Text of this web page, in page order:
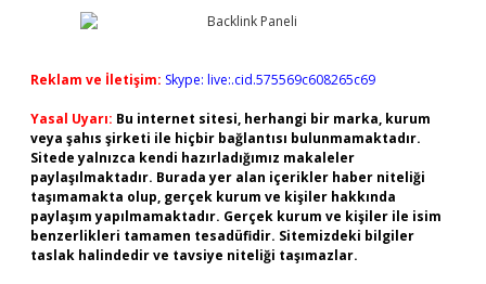
Reklam ve İletişim: Skype: live:.cid.575569c608265c69
Yasal Uyarı: Bu internet sitesi, herhangi bir marka, kurum
veya şahıs şirketi ile hiçbir bağlantısı bulunmamaktadır.
Sitede yalnızca kendi hazırladığımız makaleler
paylaşılmaktadır. Burada yer alan içerikler haber niteliği
taşımamakta olup, gerçek kurum ve kişiler hakkında
paylaşım yapılmamaktadır. Gerçek kurum ve kişiler ile isim
benzerlikleri tamamen tesadüfidir. Sitemizdeki bilgiler
taslak halindedir ve tavsiye niteliği taşımazlar.